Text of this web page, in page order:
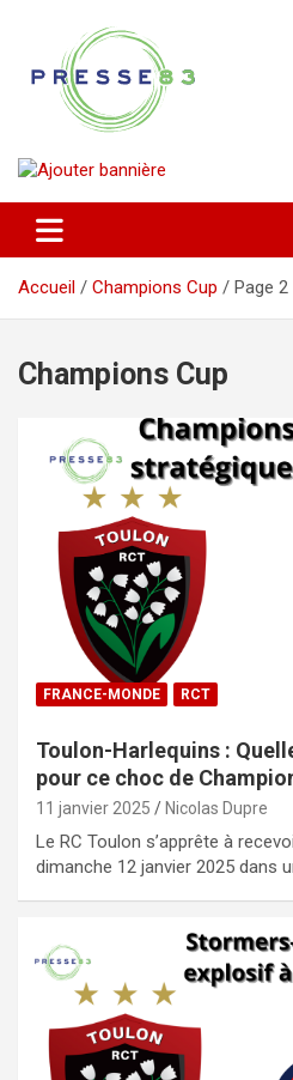
contenu
Presse 83
Accueil Champions Cup Page 2
Champions Cup
FRANCE-MONDE RCT
Toulon-Harlequins :
pour ce choc de
11 janvier 2025 Nicolas Dupre
Le RC Toulon s’apprête à
dimanche 12 janvier 2025 dans